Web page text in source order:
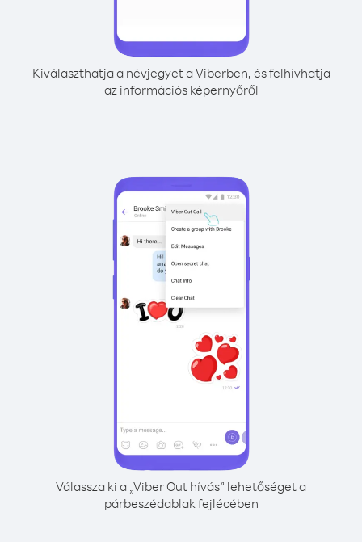
Kiválaszthatja a névjegyet a Viberben, és felhívhatja
az információs képernyőről
Válassza ki a „Viber Out hívás” lehetőséget a
párbeszédablak fejlécében